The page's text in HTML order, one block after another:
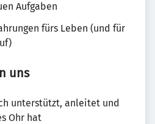
Aufgaben
fürs Leben (und für
uns
unterstützt, anleitet und
Ohr hat